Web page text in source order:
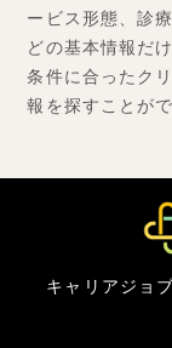
ービス形態、診
どの基本情報だ
条件に合ったク
報を探すことが
キャリアジョ